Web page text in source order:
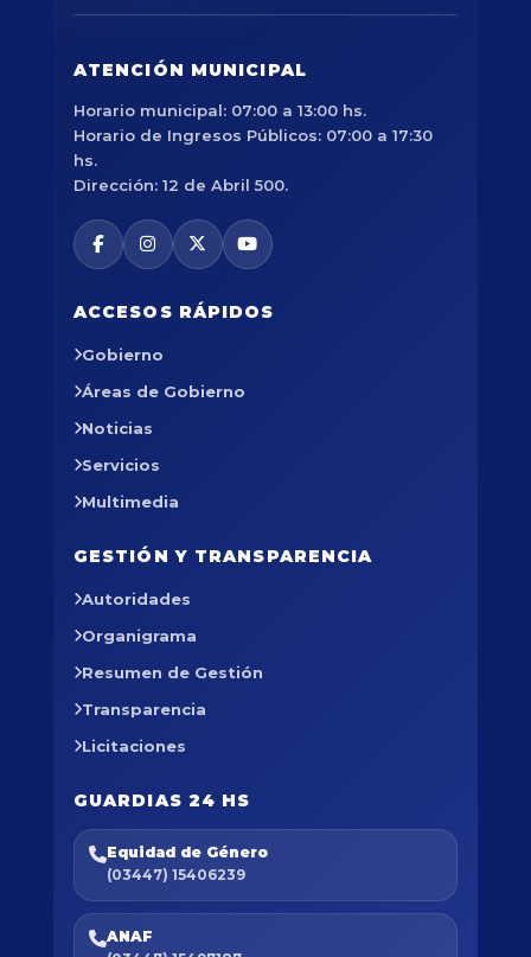
ATENCIÓN MUNICIPAL
Horario municipal: 07:00 a 13:00 hs.
Horario de Ingresos Públicos: 07:00 a 17:30
hs.
Dirección: 12 de Abril 500.
ACCESOS RÁPIDOS
Gobierno
Áreas de Gobierno
Noticias
Servicios
Multimedia
GESTIÓN Y TRANSPARENCIA
Autoridades
Organigrama
Resumen de Gestión
Transparencia
Licitaciones
GUARDIAS 24 HS
Equidad de Género
(03447) 15406239
ANAF